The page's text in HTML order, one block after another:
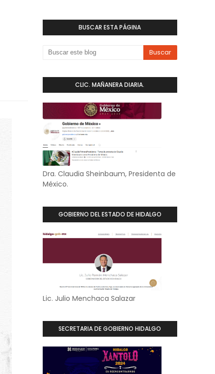
BUSCAR ESTA PÁGINA
CLIC. MAÑANERA DIARIA.
Dra. Claudia Sheinbaum, Presidenta de
México.
GOBIERNO DEL ESTADO DE HIDALGO
Lic. Julio Menchaca Salazar
SECRETARIA DE GOBIERNO HIDALGO